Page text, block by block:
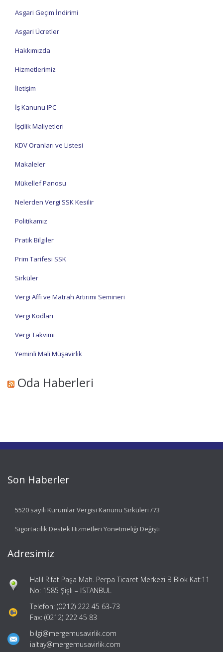
Asgari Geçim İndirimi
Asgari Ücretler
Hakkımızda
Hizmetlerimiz
İletişim
İş Kanunu IPC
İşçilik Maliyetleri
KDV Oranları ve Listesi
Makaleler
Mükellef Panosu
Nelerden Vergi SSK Kesilir
Politikamız
Pratik Bilgiler
Prim Tarifesi SSK
Sirküler
Vergi Affı ve Matrah Artırımı Semineri
Vergi Kodları
Vergi Takvimi
Yeminli Mali Müşavirlik
Oda Haberleri
Son Haberler
5520 sayılı Kurumlar Vergisi Kanunu Sirküleri /73
Sigortacılık Destek Hizmetleri Yönetmeliği Değişti
Adresimiz
Halil Rıfat Paşa Mah. Perpa Ticaret Merkezi B Blok Kat:11
No: 1585 Şişli – İSTANBUL
Telefon: (0212) 222 45 63-73
Fax: (0212) 222 45 83
bilgi@mergemusavirlik.com
ialtay@mergemusavirlik.com